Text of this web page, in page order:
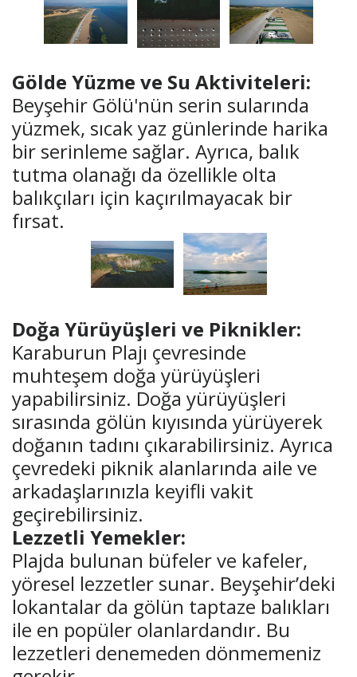
Gölde Yüzme ve Su Aktiviteleri:
Beyşehir Gölü'nün serin sularında
yüzmek, sıcak yaz günlerinde harika
bir serinleme sağlar. Ayrıca, balık
tutma olanağı da özellikle olta
balıkçıları için kaçırılmayacak bir
fırsat.
Doğa Yürüyüşleri ve Piknikler:
Karaburun Plajı çevresinde
muhteşem doğa yürüyüşleri
yapabilirsiniz. Doğa yürüyüşleri
sırasında gölün kıyısında yürüyerek
doğanın tadını çıkarabilirsiniz. Ayrıca
çevredeki piknik alanlarında aile ve
arkadaşlarınızla keyifli vakit
geçirebilirsiniz.
Lezzetli Yemekler:
Plajda bulunan büfeler ve kafeler,
yöresel lezzetler sunar. Beyşehir’deki
lokantalar da gölün taptaze balıkları
ile en popüler olanlardandır. Bu
lezzetleri denemeden dönmemeniz